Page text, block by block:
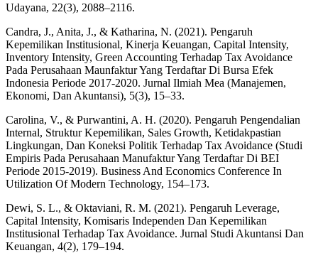
Udayana, 22(3), 2088–2116.
Candra, J., Anita, J., & Katharina, N. (2021). Pengaruh
Kepemilikan Institusional, Kinerja Keuangan, Capital Intensity,
Inventory Intensity, Green Accounting Terhadap Tax Avoidance
Pada Perusahaan Maunfaktur Yang Terdaftar Di Bursa Efek
Indonesia Periode 2017-2020. Jurnal Ilmiah Mea (Manajemen,
Ekonomi, Dan Akuntansi), 5(3), 15–33.
Carolina, V., & Purwantini, A. H. (2020). Pengaruh Pengendalian
Internal, Struktur Kepemilikan, Sales Growth, Ketidakpastian
Lingkungan, Dan Koneksi Politik Terhadap Tax Avoidance (Studi
Empiris Pada Perusahaan Manufaktur Yang Terdaftar Di BEI
Periode 2015-2019). Business And Economics Conference In
Utilization Of Modern Technology, 154–173.
Dewi, S. L., & Oktaviani, R. M. (2021). Pengaruh Leverage,
Capital Intensity, Komisaris Independen Dan Kepemilikan
Institusional Terhadap Tax Avoidance. Jurnal Studi Akuntansi Dan
Keuangan, 4(2), 179–194.